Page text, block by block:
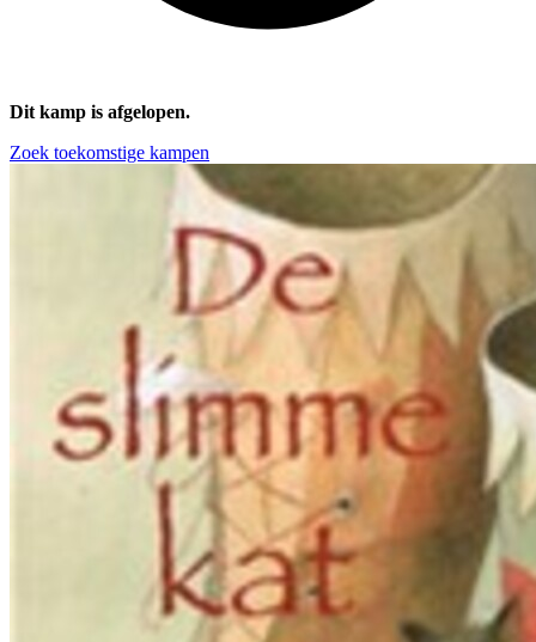
Dit kamp is afgelopen.
Zoek toekomstige kampen